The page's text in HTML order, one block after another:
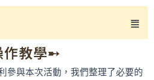
教學➸
參與本次活動，我們整理了必要的